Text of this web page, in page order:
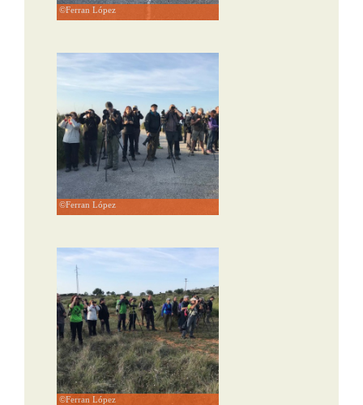
©Ferran López
©Ferran López
©Ferran López